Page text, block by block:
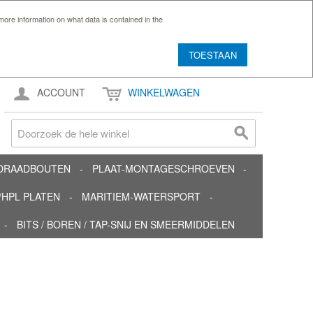
information on what data is contained in the
TOESTAAN
ACCOUNT WINKELWAGEN
PLAAT-MONTAGESCHROEVEN
PLATEN
MARITIEM-WATERSPORT
BITS / BOREN / TAP-SNIJ EN SMEERMIDDELEN